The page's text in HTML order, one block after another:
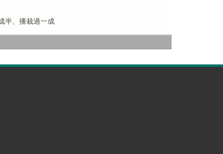
半、播栽過一成